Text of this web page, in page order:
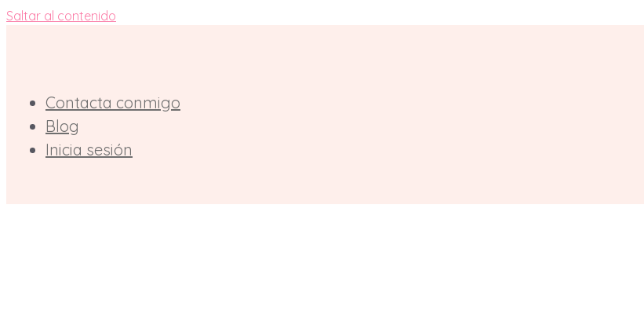
Saltar al contenido
Contacta conmigo
Blog
Inicia sesión